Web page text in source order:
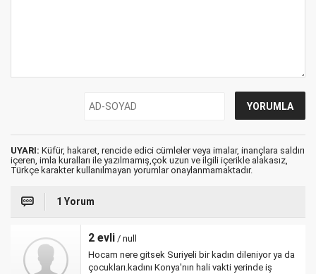
UYARI: Küfür, hakaret, rencide edici cümleler veya imalar, inançlara saldırı
içeren, imla kuralları ile yazılmamış,çok uzun ve ilgili içerikle alakasız,
Türkçe karakter kullanılmayan yorumlar onaylanmamaktadır.
1 Yorum
2 evli / null
Hocam nere gitsek Suriyeli bir kadın dileniyor ya da
çocukları.kadını Konya'nın hali vakti yerinde iş